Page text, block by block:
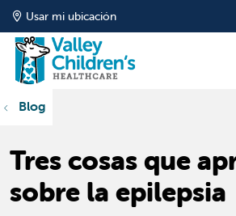
Usar mi ubicación
Blog
Tres cosas que
sobre la epilepsia